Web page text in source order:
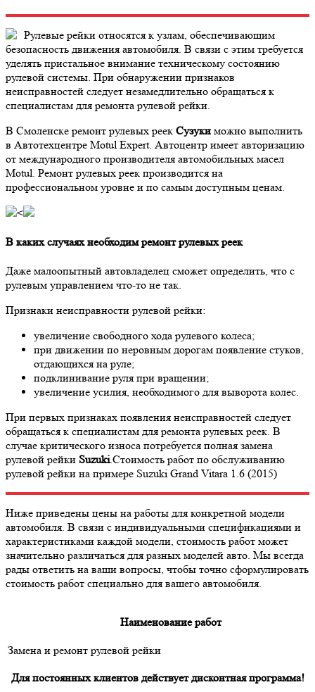
Рулевые рейки относятся к узлам, обеспечивающим
безопасность движения автомобиля. В связи с этим требуется
уделять пристальное внимание техническому состоянию
рулевой системы. При обнаружении признаков
неисправностей следует незамедлительно обращаться к
специалистам для ремонта рулевой рейки.
В Смоленске ремонт рулевых реек Сузуки можно выполнить
в Автотехцентре Motul Expert. Автоцентр имеет авторизацию
от международного производителя автомобильных масел
Motul. Ремонт рулевых реек производится на
профессиональном уровне и по самым доступным ценам.
<
В каких случаях необходим ремонт рулевых реек
Даже малоопытный автовладелец сможет определить, что с
рулевым управлением что-то не так.
Признаки неисправности рулевой рейки:
увеличение свободного хода рулевого колеса;
при движении по неровным дорогам появление стуков,
отдающихся на руле;
подклинивание руля при вращении;
увеличение усилия, необходимого для выворота колес.
При первых признаках появления неисправностей следует
обращаться к специалистам для ремонта рулевых реек. В
случае критического износа потребуется полная замена
рулевой рейки Suzuki.Стоимость работ по обслуживанию
рулевой рейки на примере Suzuki Grand Vitara 1.6 (2015)
Ниже приведены цены на работы для конкретной модели
автомобиля. В связи с индивидуальными спецификациями и
характеристиками каждой модели, стоимость работ может
значительно различаться для разных моделей авто. Мы всегда
рады ответить на ваши вопросы, чтобы точно сформулировать
стоимость работ специально для вашего автомобиля.
Наименование работ
Замена и ремонт рулевой рейки
Для постоянных клиентов действует дисконтная программа!